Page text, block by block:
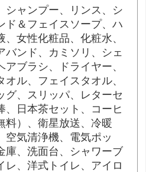
シャンプー、リンス、シ
ド＆フェイスソープ、ハ
、女性化粧品、化粧水、
バンド、カミソリ、シェ
ブラシ、ドライヤー、
ル、フェイスタオル、
グ、スリッパ、レターセ
、日本茶セット、コーヒ
料）、衛星放送、冷暖
空気清浄機、電気ポッ
庫、洗面台、シャワーブ
レ、洋式トイレ、アイロ